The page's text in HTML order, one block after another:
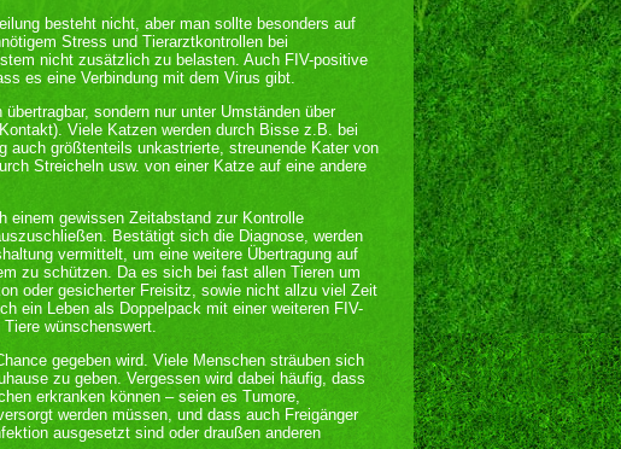
besteht nicht, aber man sollte besonders auf
Stress und Tierarztkontrollen bei
nicht zusätzlich zu belasten. Auch FIV-positive
es eine Verbindung mit dem Virus gibt.
sondern nur unter Umständen über
Viele Katzen werden durch Bisse z.B. bei
auch größtenteils unkastrierte, streunende Kater von
Streicheln usw. von einer Katze auf eine andere
einem gewissen Zeitabstand zur Kontrolle
Bestätigt sich die Diagnose, werden
vermittelt, um eine weitere Übertragung auf
zu schützen. Da es sich bei fast allen Tieren um
oder gesicherter Freisitz, sowie nicht allzu viel Zeit
ein Leben als Doppelpack mit einer weiteren FIV-
wünschenswert.
gegeben wird. Viele Menschen sträuben sich
zu geben. Vergessen wird dabei häufig, dass
erkranken können – seien es Tumore,
werden müssen, und dass auch Freigänger
ausgesetzt sind oder draußen anderen